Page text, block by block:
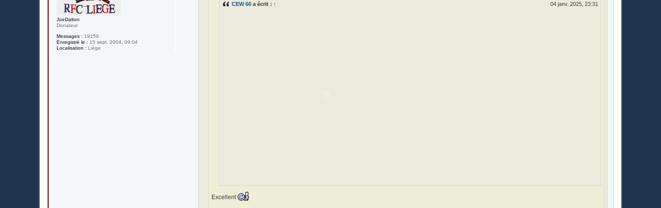
JoeDalton
Donateur
Messages : 19159
Enregistré le : 15 sept. 2004, 09:04
Localisation : Liège
CEW 66 a écrit : ↑ 04 janv. 2025, 23:31
Excellent